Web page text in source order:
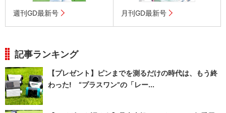
週刊GD最新号 月刊GD最新号
記事ランキング
【プレゼント】ピンまでを測るだけの時代は、もう終
わった! “プラスワン”の「レー...